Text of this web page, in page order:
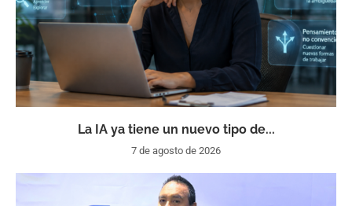
La IA ya tiene un nuevo tipo de...
7 de agosto de 2026